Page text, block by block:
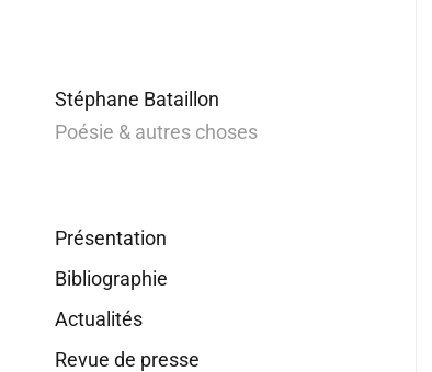
Stéphane Bataillon
Poésie & autres choses
Présentation
Bibliographie
Actualités
Revue de presse